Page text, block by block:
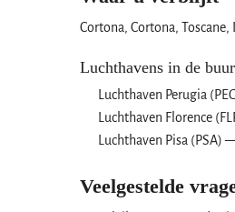
Cortona, Cortona, Toscane,
Luchthavens in de
Luchthaven Perugia
Luchthaven Florence
Luchthaven Pisa
Veelgestelde